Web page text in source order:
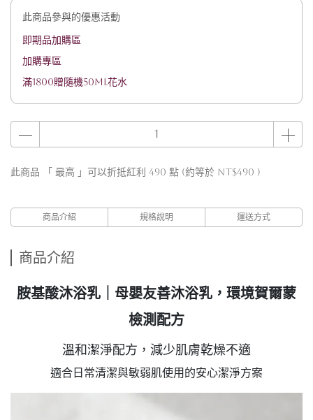
此商品參與的優惠活動
即期品加購區
加購專區
滿1800贈隨機50ML花水
此商品 「 最高 」可以折抵紅利 490 點 (約等於 NT$490 )
商品介紹 規格說明 運送方式
商品介紹
胺基酸沐浴乳｜母嬰友善沐浴乳，環境賀爾蒙
檢測配方
溫和潔淨配方，減少肌膚乾燥不適
適合日常清潔與敏弱肌使用的安心潔淨方案